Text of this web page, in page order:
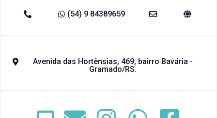
(54) 9 84389659
Avenida das Hortênsias, 469, bairro Bavária -
Gramado/RS.